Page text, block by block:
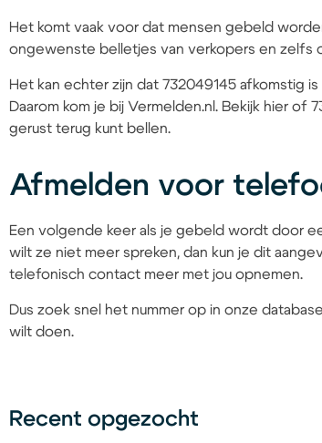
Het komt vaak voor dat mensen gebeld
ongewenste belletjes van verkopers en zelfs
Het kan echter zijn dat 732049145 afkomstig
Daarom kom je bij Vermelden.nl. Bekijk hier of
gerust terug kunt bellen.
Afmelden voor
Een volgende keer als je gebeld wordt door
wilt ze niet meer spreken, dan kun je dit
telefonisch contact meer met jou opnemen.
Dus zoek snel het nummer op in onze
wilt doen.
Recent opgezocht